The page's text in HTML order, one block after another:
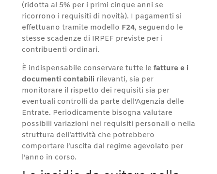
(ridotta al 5% per i primi cinque anni se
ricorrono i requisiti di novità). I pagamenti si
effettuano tramite modello F24, seguendo le
stesse scadenze di IRPEF previste per i
contribuenti ordinari.
È indispensabile conservare tutte le fatture e i
documenti contabilirilevanti, sia per
monitorare il rispetto dei requisiti sia per
eventuali controlli da parte dell’Agenzia delle
Entrate. Periodicamente bisogna valutare
possibili variazioni nei requisiti personali o nella
struttura dell’attività che potrebbero
comportare l’uscita dal regime agevolato per
l’anno in corso.